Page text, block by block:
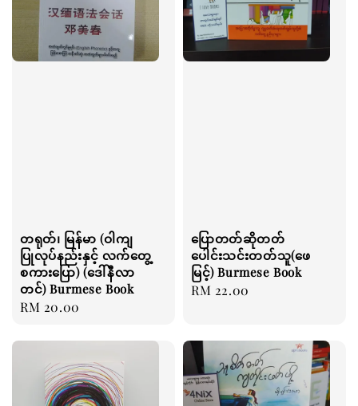
တရုတ်၊ မြန်မာ (ဝါကျ
ပြုလုပ်နည်းနှင့် လက်တွေ့
စကားပြော) (ဒေါ်နီလာ
တင်) Burmese Book
Regular
RM 20.00
ပြောတတ်ဆိုတတ်
ပေါင်းသင်းတတ်သူ(ဖေ
မြင့်) Burmese Book
Regular
RM 22.00